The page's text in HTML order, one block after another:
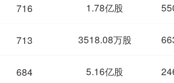
716 1.78亿股
713 3518.08万股
684 5.16亿股